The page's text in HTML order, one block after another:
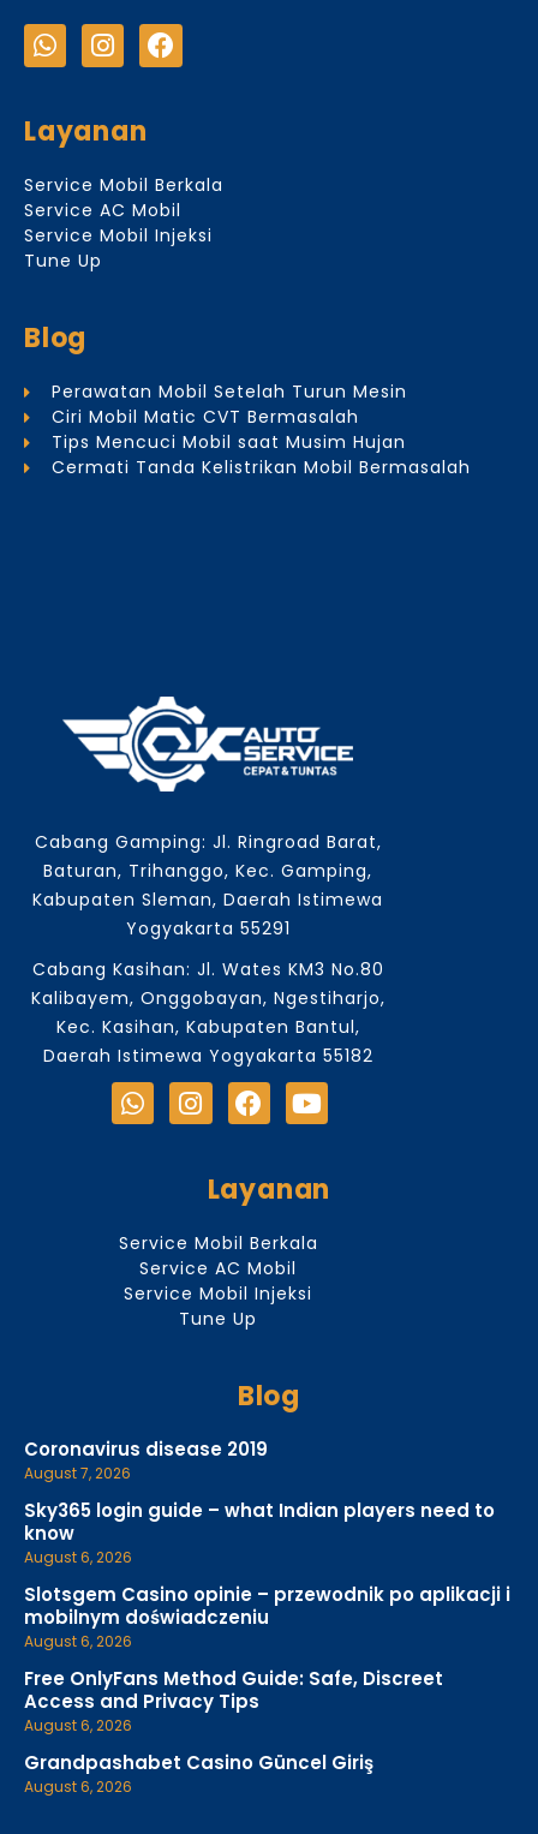
Layanan
Service Mobil Berkala
Service AC Mobil
Service Mobil Injeksi
Tune Up
Blog
Perawatan Mobil Setelah Turun Mesin
Ciri Mobil Matic CVT Bermasalah
Tips Mencuci Mobil saat Musim Hujan
Cermati Tanda Kelistrikan Mobil Bermasalah
Cabang Gamping: Jl. Ringroad Barat,
Baturan, Trihanggo, Kec. Gamping,
Kabupaten Sleman, Daerah Istimewa
Yogyakarta 55291
Cabang Kasihan: Jl. Wates KM3 No.80
Kalibayem, Onggobayan, Ngestiharjo,
Kec. Kasihan, Kabupaten Bantul,
Daerah Istimewa Yogyakarta 55182
Layanan
Service Mobil Berkala
Service AC Mobil
Service Mobil Injeksi
Tune Up
Blog
Coronavirus disease 2019
August 7, 2026
Sky365 login guide – what Indian players need to
know
August 6, 2026
Slotsgem Casino opinie – przewodnik po aplikacji i
mobilnym doświadczeniu
August 6, 2026
Free OnlyFans Method Guide: Safe, Discreet
Access and Privacy Tips
August 6, 2026
Grandpashabet Casino Güncel Giriş
August 6, 2026